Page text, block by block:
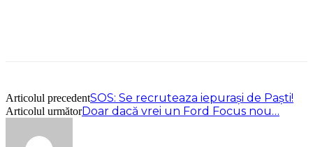
Articolul precedentSOS: Se recruteaza iepuraşi de Paşti!
Articolul următorDoar dacă vrei un Ford Focus nou…